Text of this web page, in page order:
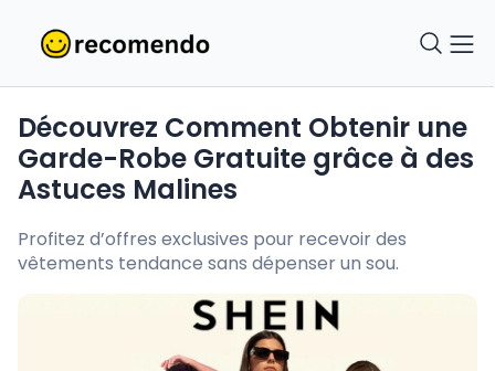
Découvrez Comment Obtenir une
Garde-Robe Gratuite grâce à des
Astuces Malines
Profitez d’offres exclusives pour recevoir des
vêtements tendance sans dépenser un sou.